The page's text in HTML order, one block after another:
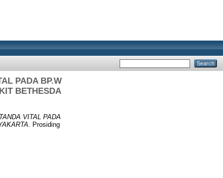
PADA BP.W
BETHESDA
VITAL PADA
Prosiding